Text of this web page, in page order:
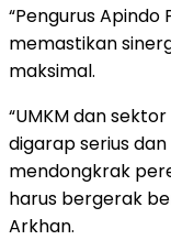
“Pengurus
memastikan
maksimal.
“UMKM dan
digarap serius
mendongkrak
harus bergerak
Arkhan.